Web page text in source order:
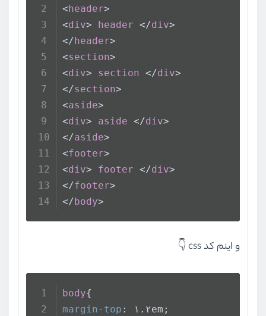
انیمیشن و انتقال
<header>
<div> header </div>
</header>
<section>
<div> section </div>
</section>
<aside>
<div> aside </div>
</aside>
<footer>
<div> footer </div>
</footer>
</body>
و اینم کد css 👇
body{
margin-top : ۱.۲em;